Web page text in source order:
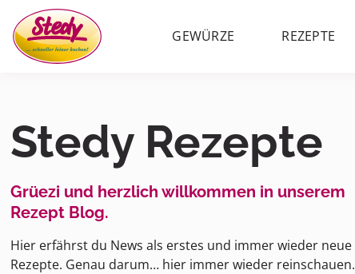
GEWÜRZE REZEPTE
Stedy Rezepte
Grüezi und herzlich willkommen in unserem
Rezept Blog.
Hier erfährst du News als erstes und immer wieder neue
Rezepte. Genau darum… hier immer wieder reinschauen.